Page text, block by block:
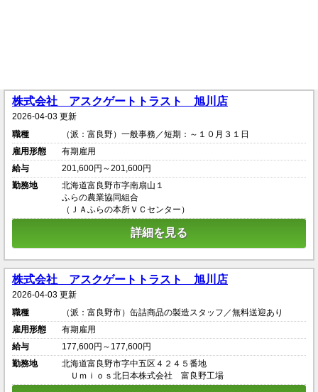
株式会社 アスクゲートトラスト 旭川店
2026-04-03 更新
職種
（派：富良野）一般事務／短期：～１０月３１日
雇用形態
有期雇用
給与
201,600円～201,600円
勤務地
北海道富良野市字南扇山１
ふらの農業協同組合
（ＪＡふらの本所ＶＣセンター）
詳細を見る
株式会社 アスクゲートトラスト 旭川店
2026-04-03 更新
職種
（派：富良野市）缶詰商品の製造スタッフ／無料送迎あり
雇用形態
有期雇用
給与
177,600円～177,600円
勤務地
北海道富良野市字中五区４２４５番地
Ｕｍｉｏｓ北日本株式会社 富良野工場